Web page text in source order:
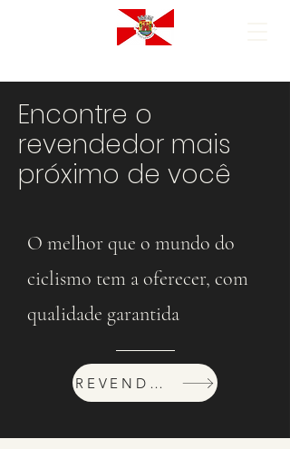
Encontre o
revendedor mais
próximo de você
O melhor que o mundo do
ciclismo tem a oferecer, com
qualidade garantida
REVENDEDORES